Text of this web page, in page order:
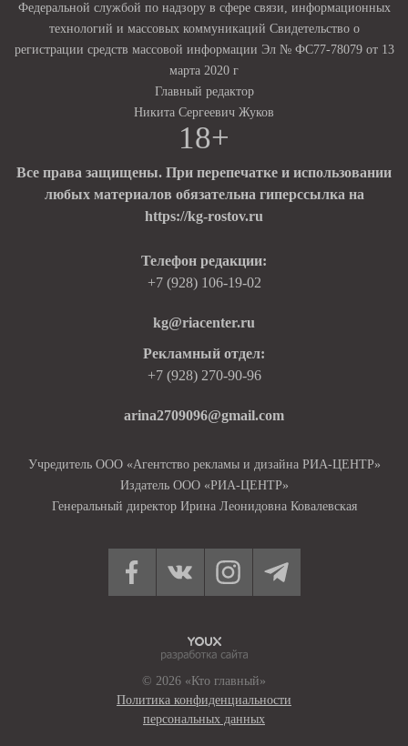
Федеральной службой по надзору в сфере связи, информационных
технологий и массовых коммуникаций Свидетельство о
регистрации средств массовой информации Эл № ФС77-78079 от 13
марта 2020 г
Главный редактор
Никита Сергеевич Жуков
18+
Все права защищены. При перепечатке и использовании
любых материалов обязательна гиперссылка на
https://kg-rostov.ru
Телефон редакции:
+7 (928) 106-19-02
kg@riacenter.ru
Рекламный отдел:
+7 (928) 270-90-96
arina2709096@gmail.com
Учредитель ООО «Агентство рекламы и дизайна РИА-ЦЕНТР»
Издатель ООО «РИА-ЦЕНТР»
Генеральный директор Ирина Леонидовна Ковалевская
© 2026 «Кто главный»
Политика конфиденциальности
персональных данных